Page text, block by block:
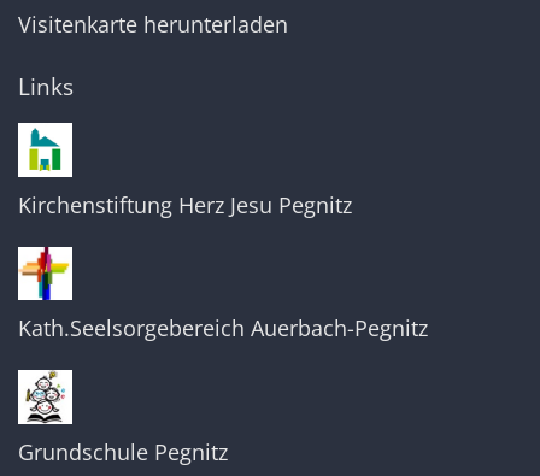
Visitenkarte herunterladen
Links
Kirchenstiftung Herz Jesu Pegnitz
Kath.Seelsorgebereich Auerbach-Pegnitz
Grundschule Pegnitz